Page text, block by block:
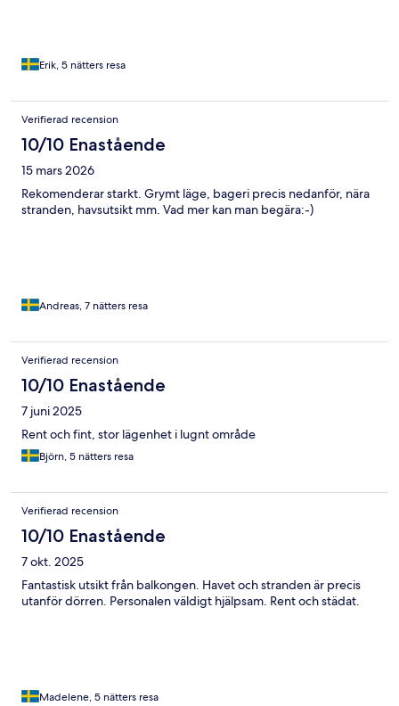
Erik, 5 nätters resa
Verifierad recension
10/10 Enastående
15 mars 2026
Rekomenderar starkt. Grymt läge, bageri precis nedanför, nära
stranden, havsutsikt mm. Vad mer kan man begära:-)
Andreas, 7 nätters resa
Verifierad recension
10/10 Enastående
7 juni 2025
Rent och fint, stor lägenhet i lugnt område
Björn, 5 nätters resa
Verifierad recension
10/10 Enastående
7 okt. 2025
Fantastisk utsikt från balkongen. Havet och stranden är precis
utanför dörren. Personalen väldigt hjälpsam. Rent och städat.
Madelene, 5 nätters resa